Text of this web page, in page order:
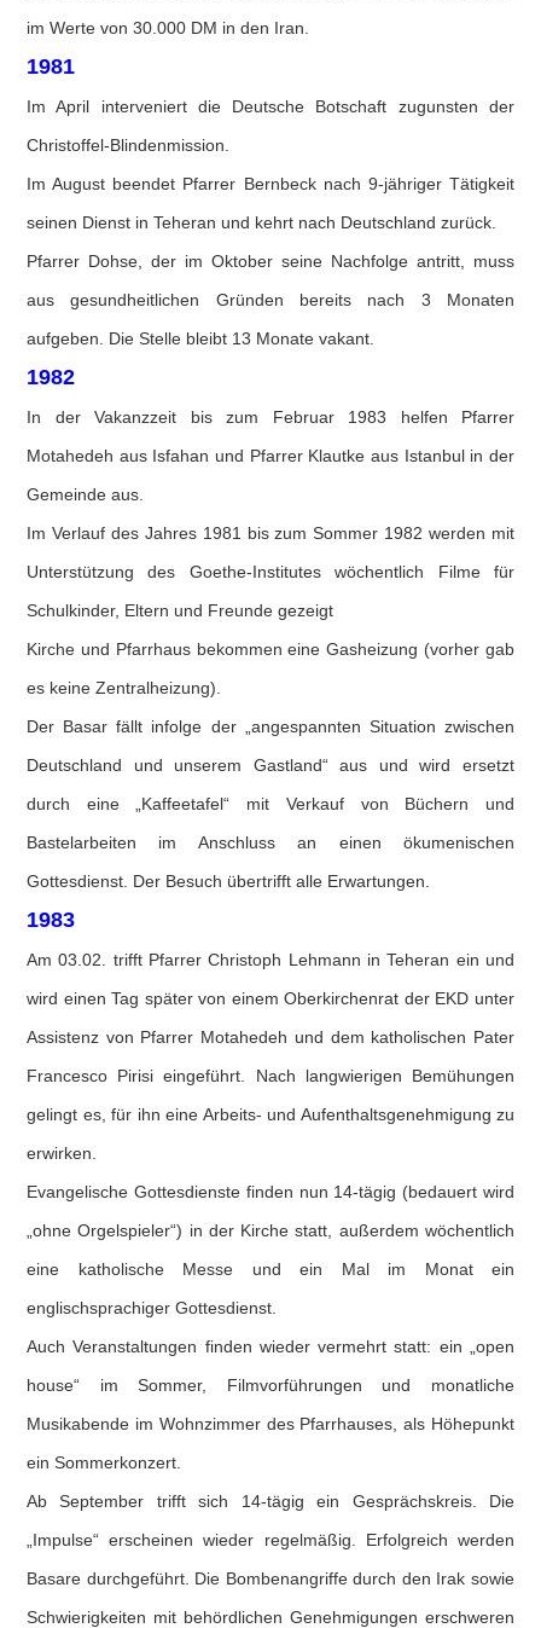
im Werte von 30.000 DM in den Iran.
1981
Im April interveniert die Deutsche Botschaft zugunsten der
Christoffel-Blindenmission.
Im August beendet Pfarrer Bernbeck nach 9-jähriger Tätigkeit
seinen Dienst in Teheran und kehrt nach Deutschland zurück.
Pfarrer Dohse, der im Oktober seine Nachfolge antritt, muss
aus gesundheitlichen Gründen bereits nach 3 Monaten
aufgeben. Die Stelle bleibt 13 Monate vakant.
1982
In der Vakanzzeit bis zum Februar 1983 helfen Pfarrer
Motahedeh aus Isfahan und Pfarrer Klautke aus Istanbul in der
Gemeinde aus.
Im Verlauf des Jahres 1981 bis zum Sommer 1982 werden mit
Unterstützung des Goethe-Institutes wöchentlich Filme für
Schulkinder, Eltern und Freunde gezeigt
Kirche und Pfarrhaus bekommen eine Gasheizung (vorher gab
es keine Zentralheizung).
Der Basar fällt infolge der „angespannten Situation zwischen
Deutschland und unserem Gastland“ aus und wird ersetzt
durch eine „Kaffeetafel“ mit Verkauf von Büchern und
Bastelarbeiten im Anschluss an einen ökumenischen
Gottesdienst. Der Besuch übertrifft alle Erwartungen.
1983
Am 03.02. trifft Pfarrer Christoph Lehmann in Teheran ein und
wird einen Tag später von einem Oberkirchenrat der EKD unter
Assistenz von Pfarrer Motahedeh und dem katholischen Pater
Francesco Pirisi eingeführt. Nach langwierigen Bemühungen
gelingt es, für ihn eine Arbeits- und Aufenthaltsgenehmigung zu
erwirken.
Evangelische Gottesdienste finden nun 14-tägig (bedauert wird
„ohne Orgelspieler“) in der Kirche statt, außerdem wöchentlich
eine katholische Messe und ein Mal im Monat ein
englischsprachiger Gottesdienst.
Auch Veranstaltungen finden wieder vermehrt statt: ein „open
house“ im Sommer, Filmvorführungen und monatliche
Musikabende im Wohnzimmer des Pfarrhauses, als Höhepunkt
ein Sommerkonzert.
Ab September trifft sich 14-tägig ein Gesprächskreis. Die
„Impulse“ erscheinen wieder regelmäßig. Erfolgreich werden
Basare durchgeführt. Die Bombenangriffe durch den Irak sowie
Schwierigkeiten mit behördlichen Genehmigungen erschweren